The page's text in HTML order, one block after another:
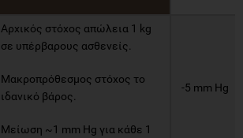
Αρχικός στόχος απώλεια 1 kg
σε υπέρβαρους ασθενείς.
Μακροπρόθεσμος στόχος το
ιδανικό βάρος.
Μείωση ~1 mm Hg για κάθε 1
-5 mm Hg